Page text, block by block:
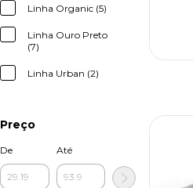
Linha Organic (5)
Linha Ouro Preto
(7)
Linha Urban (2)
Preço
De Até